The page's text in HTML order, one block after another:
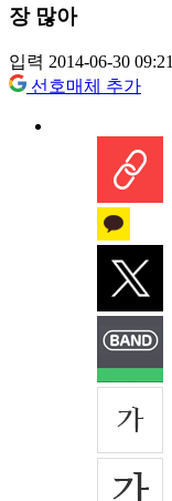
장 많아
입력 2014-06-30 09:21
선호매체 추가